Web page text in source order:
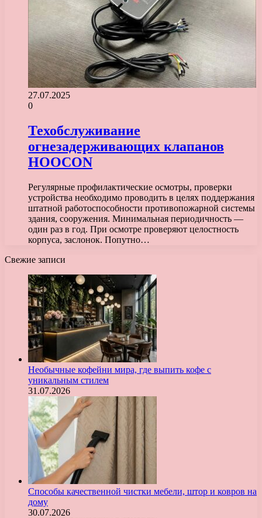
27.07.2025
0
Техобслуживание
огнезадерживающих клапанов
HOOCON
Регулярные профилактические осмотры, проверки
устройства необходимо проводить в целях поддержания
штатной работоспособности противопожарной системы
здания, сооружения. Минимальная периодичность —
один раз в год. При осмотре проверяют целостность
корпуса, заслонок. Попутно…
Свежие записи
Необычные кофейни мира, где выпить кофе с
уникальным стилем
31.07.2026
Способы качественной чистки мебели, штор и ковров на
дому
30.07.2026